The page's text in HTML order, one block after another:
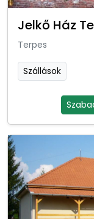
Jelkő Ház
Terpes
Szállások